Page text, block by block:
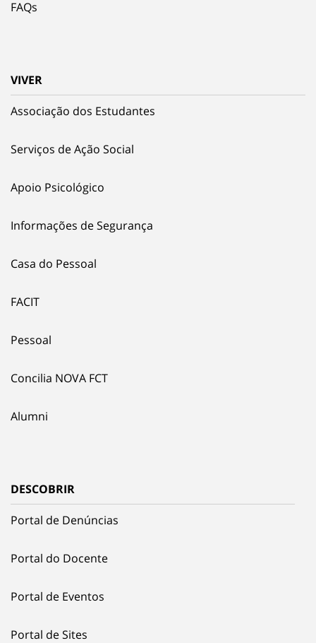
FAQs
VIVER
Associação dos Estudantes
Serviços de Ação Social
Apoio Psicológico
Informações de Segurança
Casa do Pessoal
FACIT
Pessoal
Concilia NOVA FCT
Alumni
DESCOBRIR
Portal de Denúncias
Portal do Docente
Portal de Eventos
Portal de Sites